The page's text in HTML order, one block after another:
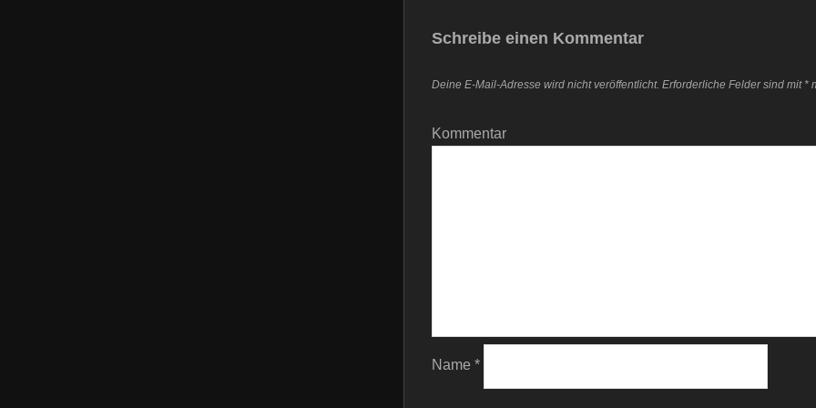
Schreibe einen Kommentar
Deine E-Mail-Adresse wird nicht veröffentlicht. Erforderliche Felder sind mit *
Kommentar
Name*